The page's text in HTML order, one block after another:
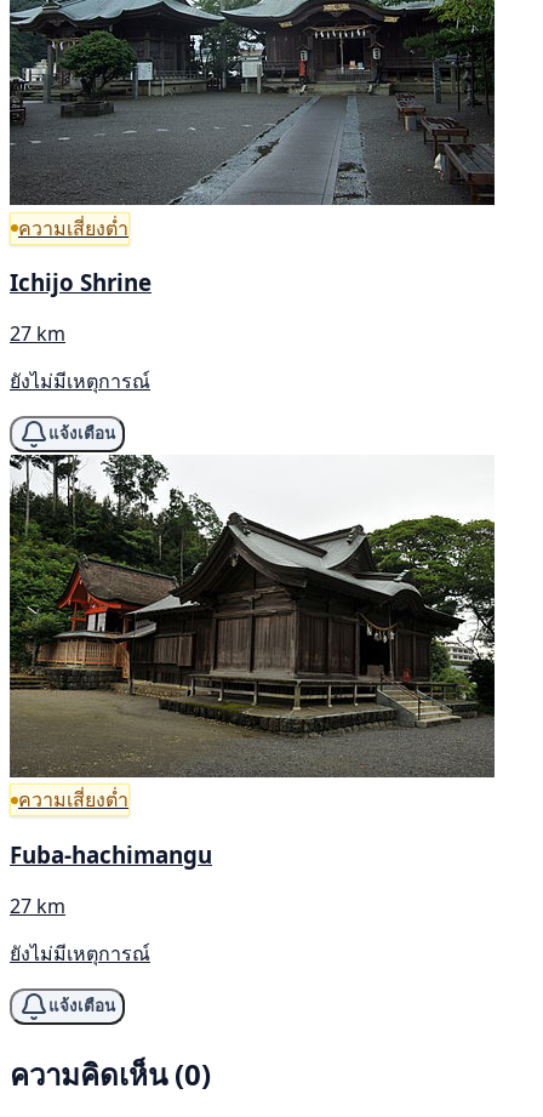
ความเสี่ยงต่ำ
Ichijo Shrine
27 km
ยังไม่มีเหตุการณ์
แจ้งเตือน
ความเสี่ยงต่ำ
Fuba-hachimangu
27 km
ยังไม่มีเหตุการณ์
แจ้งเตือน
ความคิดเห็น (0)